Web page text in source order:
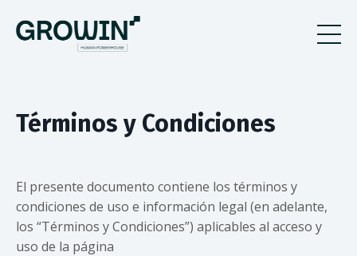
Términos y Condiciones
El presente documento contiene los términos y
condiciones de uso e información legal (en adelante,
los “Términos y Condiciones”) aplicables al acceso y
uso de la página